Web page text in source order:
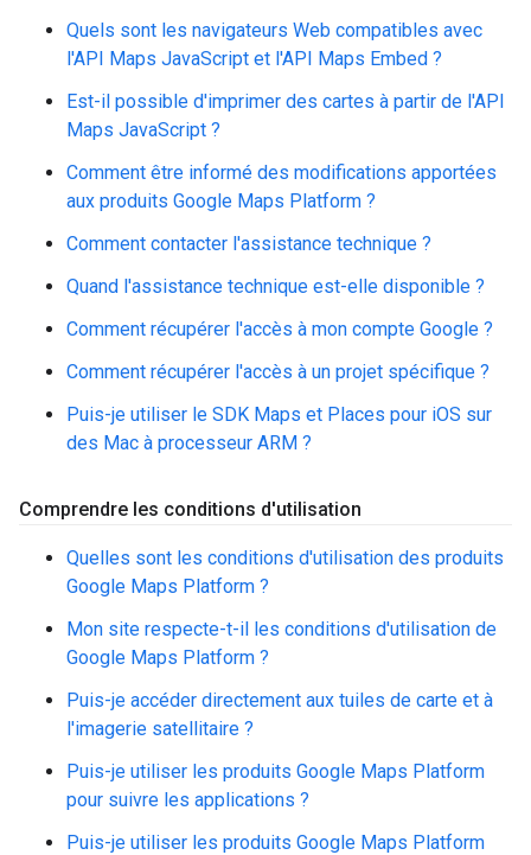
Quels sont les navigateurs Web compatibles avec
l'API Maps JavaScript et l'API Maps Embed ?
Est-il possible d'imprimer des cartes à partir de l'API
Maps JavaScript ?
Comment être informé des modifications apportées
aux produits Google Maps Platform ?
Comment contacter l'assistance technique ?
Quand l'assistance technique est-elle disponible ?
Comment récupérer l'accès à mon compte Google ?
Comment récupérer l'accès à un projet spécifique ?
Puis-je utiliser le SDK Maps et Places pour iOS sur
des Mac à processeur ARM ?
Comprendre les conditions d'utilisation
Quelles sont les conditions d'utilisation des produits
Google Maps Platform ?
Mon site respecte-t-il les conditions d'utilisation de
Google Maps Platform ?
Puis-je accéder directement aux tuiles de carte et à
l'imagerie satellitaire ?
Puis-je utiliser les produits Google Maps Platform
pour suivre les applications ?
Puis-je utiliser les produits Google Maps Platform